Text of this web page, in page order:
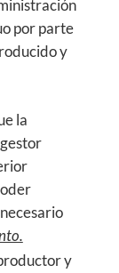
por parte
y
la
y